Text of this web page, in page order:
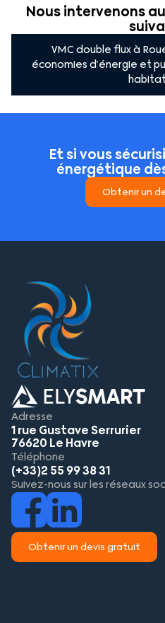
Nous intervenons
VMC double flux à
économies d’énergie et
Et si vous
énergétique
Obtenir un
Adresse
1 rue Gustave Serrurier
76620 Le Havre
Téléphone
(+33)2 55 99 38 31
Suivez-nous sur les réseaux
Obtenir un devis gratuit